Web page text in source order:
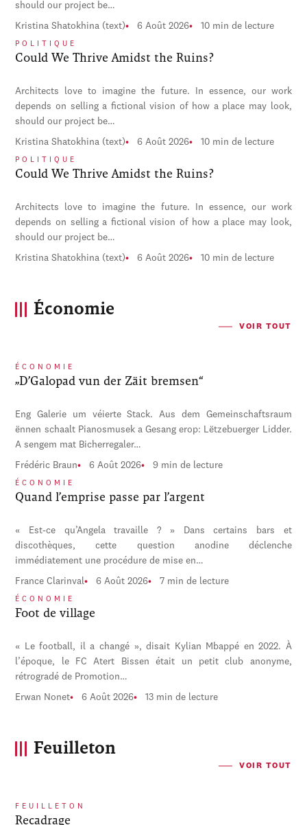
should our project be…
Kristina Shatokhina (text) 6 Août 2026 10 min de lecture
POLITIQUE
Could We Thrive Amidst the Ruins?
Architects love to imagine the future. In essence, our work
depends on selling a fictional vision of how a place may look,
should our project be…
Kristina Shatokhina (text) 6 Août 2026 10 min de lecture
POLITIQUE
Could We Thrive Amidst the Ruins?
Architects love to imagine the future. In essence, our work
depends on selling a fictional vision of how a place may look,
should our project be…
Kristina Shatokhina (text) 6 Août 2026 10 min de lecture
Économie
VOIR TOUT
ÉCONOMIE
„D’Galopad vun der Zäit bremsen“
Eng Galerie um véierte Stack. Aus dem Gemeinschaftsraum
ënnen schaalt Pianosmusek a Gesang erop: Lëtzebuerger Lidder.
A sengem mat Bicherregaler…
Frédéric Braun 6 Août 2026 9 min de lecture
ÉCONOMIE
Quand l’emprise passe par l’argent
« Est-ce qu’Angela travaille ? » Dans certains bars et
discothèques, cette question anodine déclenche
immédiatement une procédure de mise en…
France Clarinval 6 Août 2026 7 min de lecture
ÉCONOMIE
Foot de village
« Le football, il a changé », disait Kylian Mbappé en 2022. À
l’époque, le FC Atert Bissen était un petit club anonyme,
rétrogradé de Promotion…
Erwan Nonet 6 Août 2026 13 min de lecture
Feuilleton
VOIR TOUT
FEUILLETON
Recadrage